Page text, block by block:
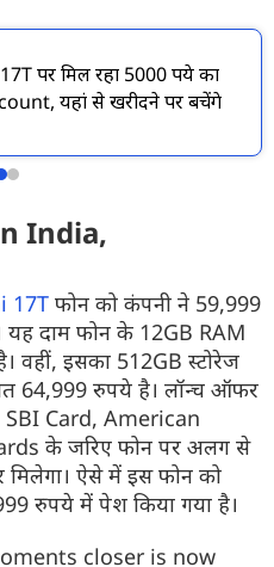
पर मिल रहा 5000 रुपये का
यहां से खरीदने पर बचेंगे
India,
17T फोन को कंपनी ने 59,999
दाम फोन के 12GB RAM
वहीं, इसका 512GB स्टोरेज
64,999 रुपये है। लॉन्च ऑफर
SBI Card, American
के जरिए फोन पर अलग से
ऐसे में इस फोन को
रुपये में पेश किया गया है।
closer is now